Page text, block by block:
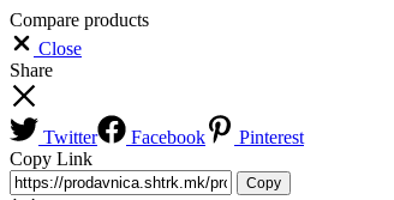
Compare products
Close
Share
Twitter Facebook
Pinterest
Copy Link
Copy